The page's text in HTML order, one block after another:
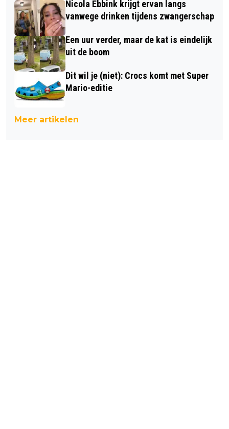
Nicola Ebbink krijgt ervan langs
vanwege drinken tijdens zwangerschap
Een uur verder, maar de kat is eindelijk
uit de boom
Dit wil je (niet): Crocs komt met Super
Mario-editie
Meer artikelen